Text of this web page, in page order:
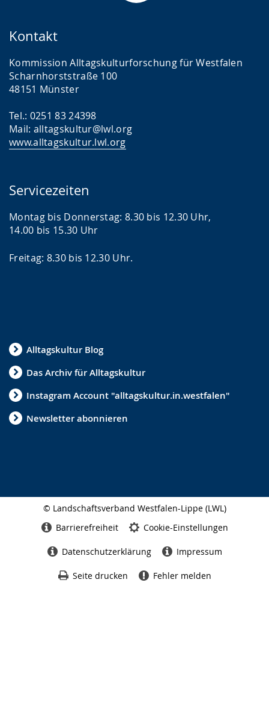
Kontakt
Kommission Alltagskulturforschung für Westfalen
Scharnhorststraße 100
48151 Münster
Tel.: 0251 83 24398
Mail: alltagskultur@lwl.org
www.alltagskultur.lwl.org
Servicezeiten
Montag bis Donnerstag: 8.30 bis 12.30 Uhr,
14.00 bis 15.30 Uhr
Freitag: 8.30 bis 12.30 Uhr.
Alltagskultur Blog
Das Archiv für Alltagskultur
Instagram Account "alltagskultur.in.westfalen"
Newsletter abonnieren
© Landschaftsverband Westfalen-Lippe (LWL)
Barrierefreiheit Cookie-Einstellungen
Datenschutzerklärung Impressum
Seite drucken Fehler melden